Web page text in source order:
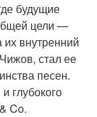
будущие
цели —
внутренний
стал ее
песен.
глубокого
Co.